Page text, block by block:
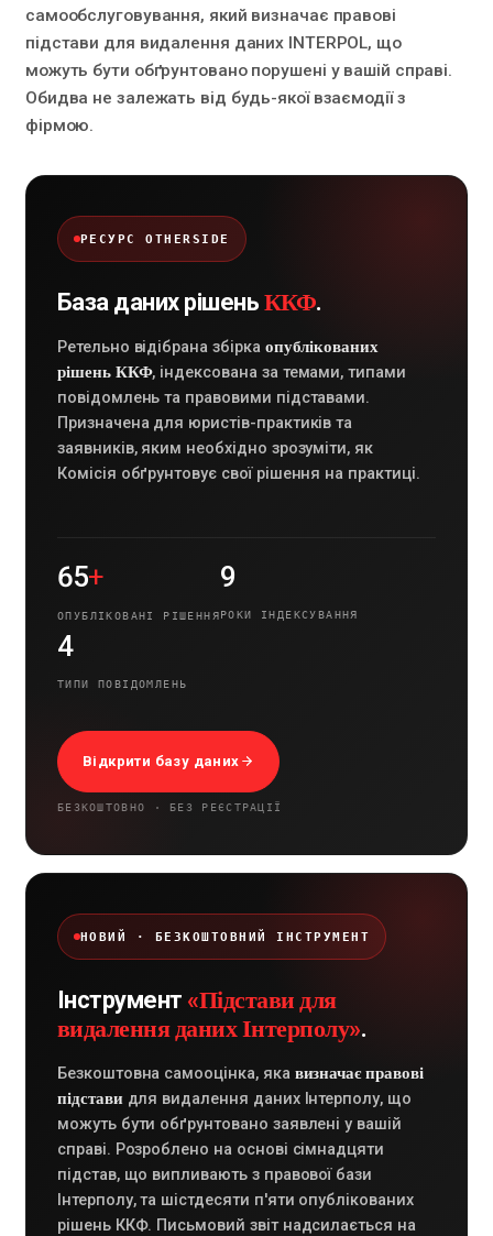
самообслуговування, який визначає правові
підстави для видалення даних INTERPOL, що
можуть бути обґрунтовано порушені у вашій справі.
Обидва не залежать від будь-якої взаємодії з
фірмою.
РЕСУРС OTHERSIDE
База даних рішень ККФ.
Ретельно відібрана збірка опублікованих
рішень ККФ, індексована за темами, типами
повідомлень та правовими підставами.
Призначена для юристів-практиків та
заявників, яким необхідно зрозуміти, як
Комісія обґрунтовує свої рішення на практиці.
65+
ОПУБЛІКОВАНІ РІШЕННЯ
9
РОКИ ІНДЕКСУВАННЯ
4
ТИПИ ПОВІДОМЛЕНЬ
Відкрити базу даних
БЕЗКОШТОВНО · БЕЗ РЕЄСТРАЦІЇ
НОВИЙ · БЕЗКОШТОВНИЙ ІНСТРУМЕНТ
Інструмент «Підстави для
видалення даних Інтерполу».
Безкоштовна самооцінка, яка визначає правові
підставидля видалення даних Інтерполу, що
можуть бути обґрунтовано заявлені у вашій
справі. Розроблено на основі сімнадцяти
підстав, що випливають з правової бази
Інтерполу, та шістдесяти п'яти опублікованих
рішень ККФ. Письмовий звіт надсилається на